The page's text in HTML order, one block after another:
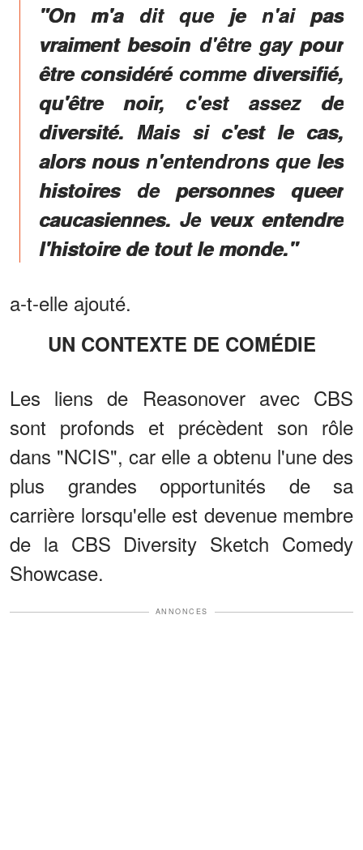
"On m'a dit que je n'ai pas
vraiment besoin d'être gay pour
être considéré comme diversifié,
qu'être noir, c'est assez de
diversité. Mais si c'est le cas,
alors nous n'entendrons que les
histoires de personnes queer
caucasiennes. Je veux entendre
l'histoire de tout le monde."
a-t-elle ajouté.
UN CONTEXTE DE COMÉDIE
Les liens de Reasonover avec CBS
sont profonds et précèdent son rôle
dans "NCIS", car elle a obtenu l'une des
plus grandes opportunités de sa
carrière lorsqu'elle est devenue membre
de la CBS Diversity Sketch Comedy
Showcase.
ANNONCES